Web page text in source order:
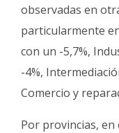
observadas en
particularmente
con un -5,7%,
-4%,
Comercio y
Por provincias,